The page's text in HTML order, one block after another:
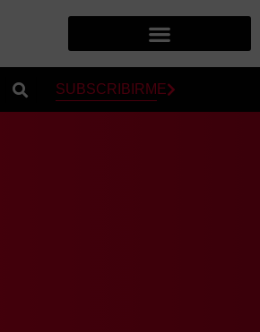
SUBSCRIBIRME